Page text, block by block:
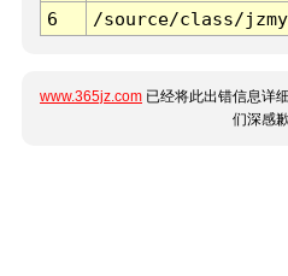
6
/source/class/
www.365jz.com 已经将此出错信息详
们深感